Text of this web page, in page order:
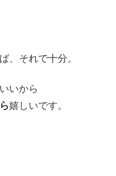
、それで十分。
いから
嬉しいです。